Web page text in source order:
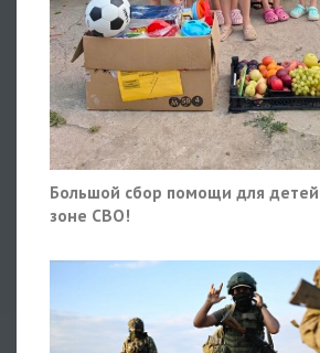
Большой сбор помощи для детей
зоне СВО!